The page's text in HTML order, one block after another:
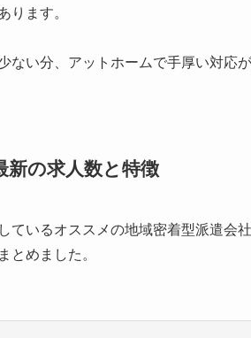
ります。
ない分、アットホームで手厚い対応
新の求人数と特徴
ているオススメの地域密着型派遣会
とめました。